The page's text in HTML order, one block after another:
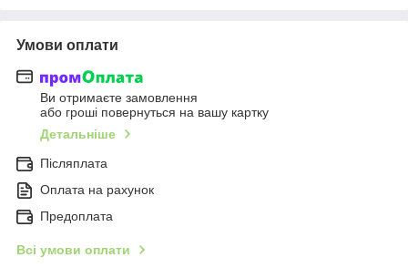
Умови оплати
Ви отримаєте замовлення
або гроші повернуться на вашу картку
Детальніше
Післяплата
Оплата на рахунок
Предоплата
Всі умови оплати